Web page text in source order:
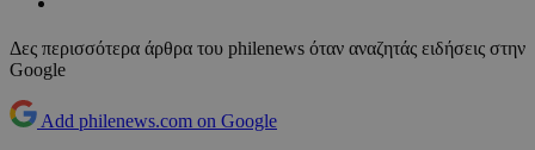
Δες περισσότερα άρθρα του philenews όταν αναζητάς ειδήσεις στην
Google
Add philenews.com on Google